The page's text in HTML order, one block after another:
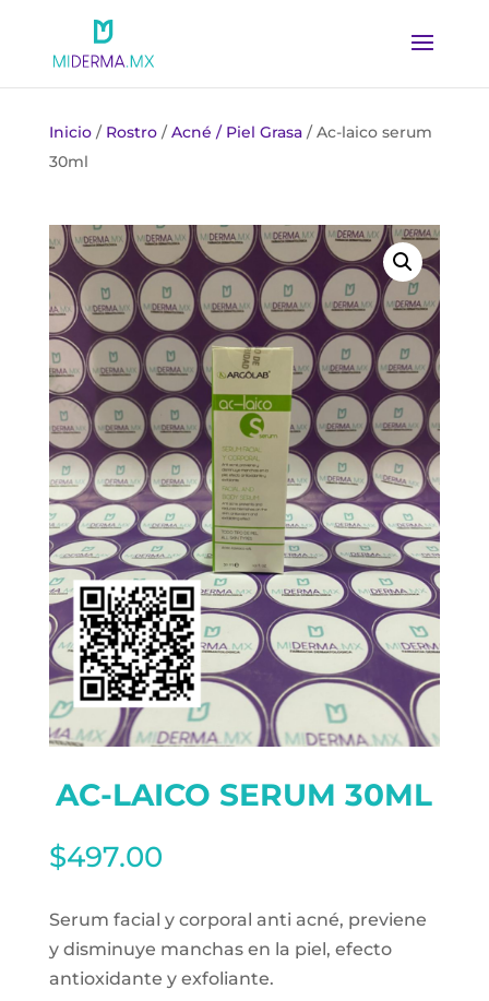
Inicio/ Rostro/Acné / Piel Grasa/ Ac-laico serum
30ml
AC-LAICO SERUM 30ML
$497.00
Serum facial y corporal anti acné, previene
y disminuye manchas en la piel, efecto
antioxidante y exfoliante.